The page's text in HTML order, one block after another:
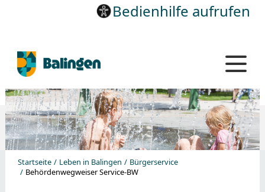
Bedienhilfe aufrufen
Startseite Leben in Balingen
Bürgerservice
Behördenwegweiser Service-BW